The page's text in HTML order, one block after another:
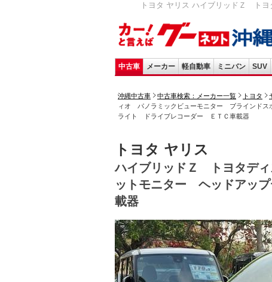
トヨタ ヤリス ハイブリッドＺ ト
中古車 メーカー 軽自動車 ミニバン SUV
沖縄中古車 中古車検索：メーカー一覧 トヨタ
ィオ パノラミックビューモニター ブラインド
ライト ドライブレコーダー ＥＴＣ車載器
トヨタ ヤリス
ハイブリッドＺ トヨタデ
ットモニター ヘッドアッ
載器